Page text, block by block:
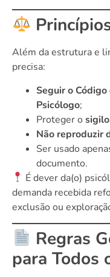
Além da estrutura e
precisa:
Seguir o
Psicólogo;
Proteger osigilo
Não reproduzir
Ser usado
documento.
É dever da(o)
demanda recebida
exclusão ou
Regras
para Todos